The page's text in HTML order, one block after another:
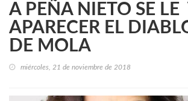
A PEÑA NIETO SE
APARECER EL
DE MOLA
miércoles, 21 de noviembre de 2018